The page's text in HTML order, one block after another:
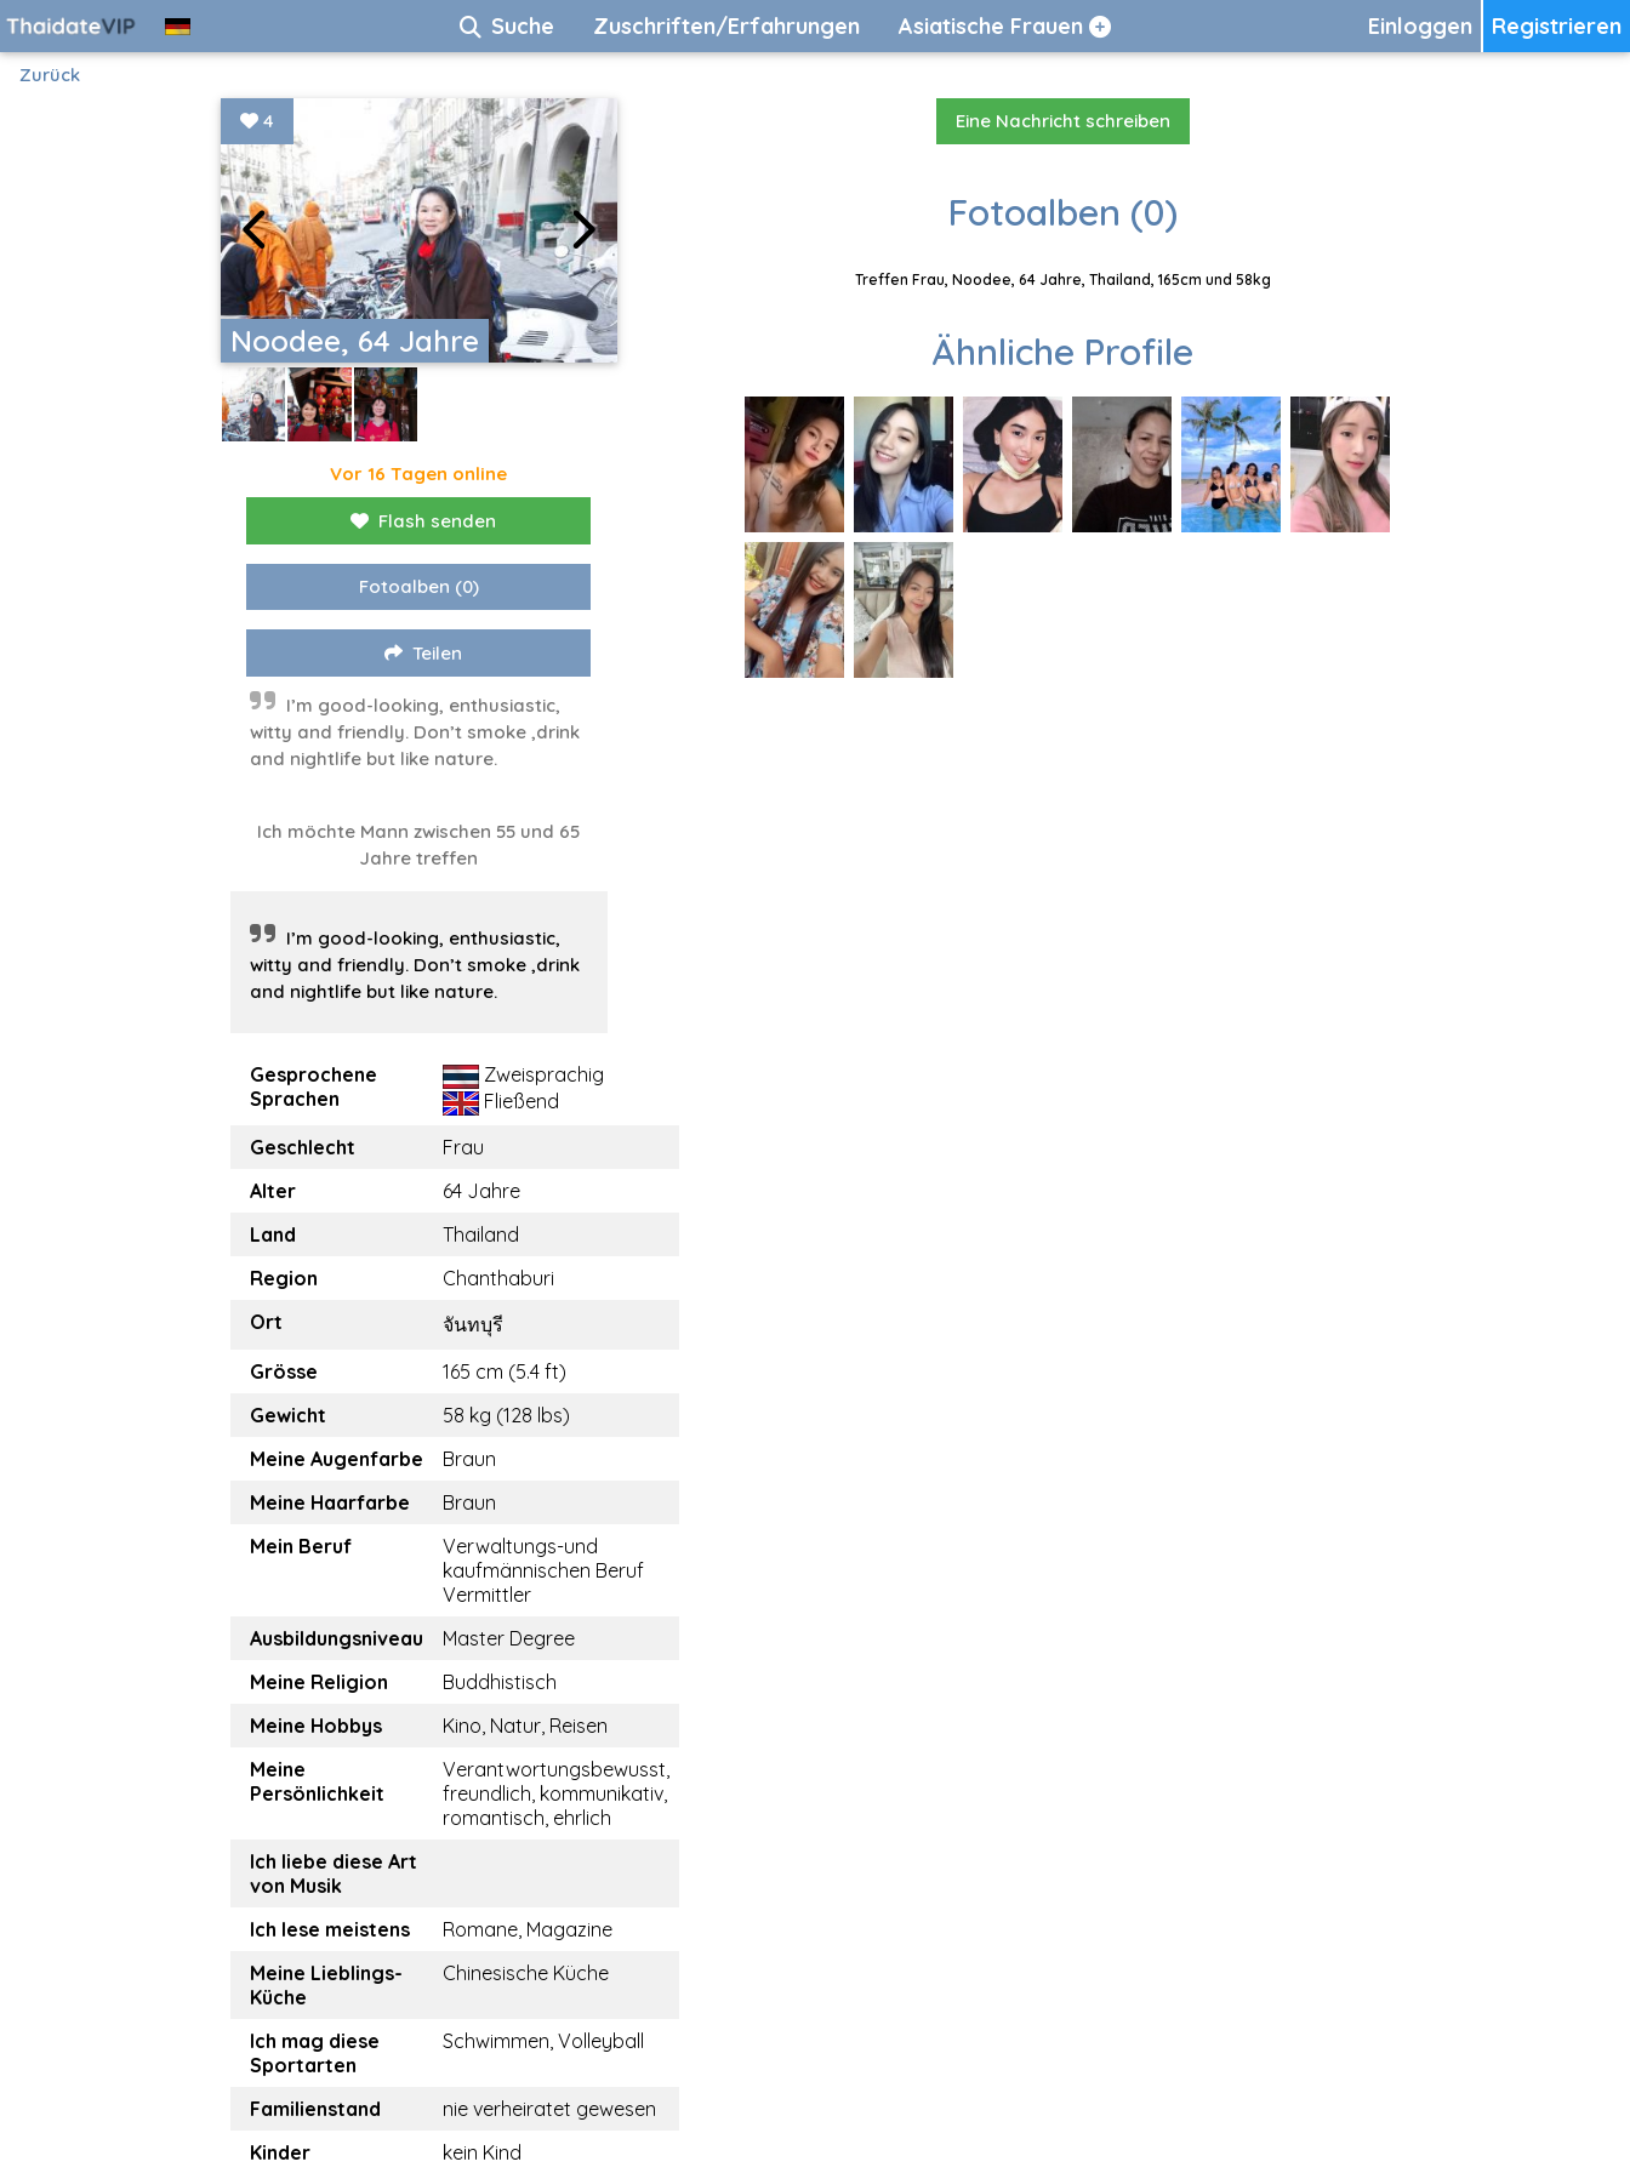
Registrieren
Einloggen
Suche Zuschriften/Erfahrungen Asiatische Frauen
Zurück
Noodee, 64 Jahre
4
Vor 16 Tagen online
Flash senden
Fotoalben (0)
Teilen
I’m good-looking, enthusiastic,
witty and friendly. Don’t smoke ,drink
and nightlife but like nature.
Ich möchte Mann zwischen 55 und 65
Jahre treffen
I’m good-looking, enthusiastic,
witty and friendly. Don’t smoke ,drink
and nightlife but like nature.
Gesprochene
Sprachen
Zweisprachig
Fließend
Geschlecht
Frau
Alter
64 Jahre
Land
Thailand
Region
Chanthaburi
Ort
จันทบุรี
Grösse
165 cm (5.4 ft)
Gewicht
58 kg (128 lbs)
Meine Augenfarbe
Braun
Meine Haarfarbe
Braun
Mein Beruf
Verwaltungs-und
kaufmännischen Beruf
Vermittler
Ausbildungsniveau
Master Degree
Meine Religion
Buddhistisch
Meine Hobbys
Kino, Natur, Reisen
Meine
Persönlichkeit
Verantwortungsbewusst,
freundlich, kommunikativ,
romantisch, ehrlich
Ich liebe diese Art
von Musik
Ich lese meistens
Romane, Magazine
Meine Lieblings-
Küche
Chinesische Küche
Ich mag diese
Sportarten
Schwimmen, Volleyball
Familienstand
nie verheiratet gewesen
Kinder
kein Kind
Eine Nachricht schreiben
Fotoalben (0)
Treffen Frau, Noodee, 64 Jahre, Thailand, 165cm und 58kg
Ähnliche Profile